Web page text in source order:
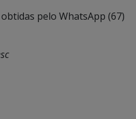
pelo WhatsApp (67)